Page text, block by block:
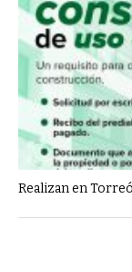
Realizan en